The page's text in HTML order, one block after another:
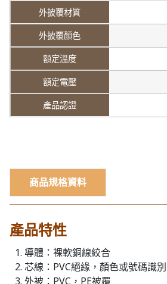
商品規格資料
產品特性
導體：裸軟銅線絞合
芯線：PVC絕緣，顏色或號碼識別
外被：PVC，PE被覆